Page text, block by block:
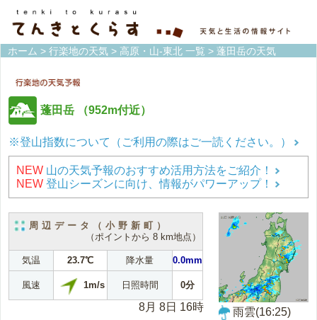
ホーム > 行楽地の天気 > 高原・山-東北 一覧 > 蓬田岳の天気
蓬田岳 （952m付近）
※登山指数について（ご利用の際はご一読ください。）
NEW 山の天気予報のおすすめ活用方法をご紹介！
NEW 登山シーズンに向け、情報がパワーアップ！
周辺データ（小野新町）
（ポイントから 8 km地点）
気温 23.7℃ 降水量 0.0mm
風速 1m/s 日照時間 0分
8月 8日 16時
雨雲(16:25)